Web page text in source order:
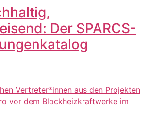
Der SPARCS-